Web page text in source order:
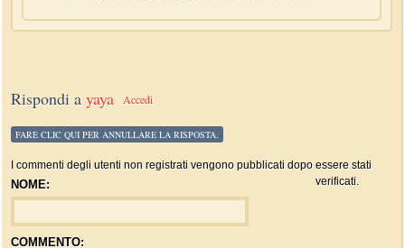
Rispondi ayaya Accedi
FARE CLIC QUI PER ANNULLARE LA RISPOSTA.
I commenti degli utenti non registrati vengono pubblicati dopo essere stati
verificati.
NOME:
COMMENTO: